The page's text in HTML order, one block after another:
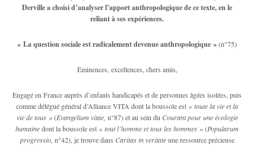
Derville a choisi d’analyser l’apport anthropologique de ce texte, en le
reliant à ses expériences.
« La question sociale est radicalement devenue anthropologique »(n°75)
Éminences, excellences, chers amis,
Engagé en France auprès d’enfants handicapés et de personnes âgées isolées, puis
comme délégué général d’Alliance VITA dont la boussole est « toute la vie et la
vie de tous »(Evangelium vitae, n°87) et au sein du Courant pour une écologie
humainedont la boussole est « tout l’homme et tous les hommes »(Popularum
progressio, n°42), je trouve dans Caritas in veritateune ressource précieuse